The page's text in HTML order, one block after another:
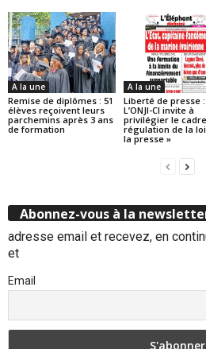
A la une
Remise de diplômes : 51
élèves reçoivent leurs
parchemins après 3 ans
de formation
A la une
Liberté de presse
L’ONJI-CI invite à
privilégier le
régulation de la
la presse »
Abonnez-vous à la
adresse email et recevez, en
et
Email